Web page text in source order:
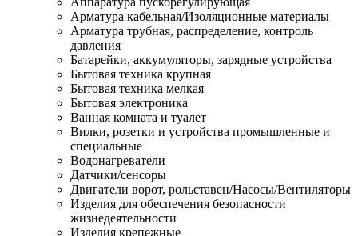
Арматура кабельная/Изоляционные материалы
Арматура трубная, распределение, контроль
давления
Батарейки, аккумуляторы, зарядные устройства
Бытовая техника крупная
Бытовая техника мелкая
Бытовая электроника
Ванная комната и туалет
Вилки, розетки и устройства промышленные и
специальные
Водонагреватели
Датчики/сенсоры
Двигатели ворот, рольставен/Насосы/Вентиляторы
Изделия для обеспечения безопасности
жизнедеятельности
Изделия крепежные